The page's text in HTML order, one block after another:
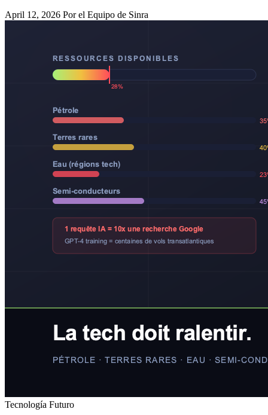
April 12, 2026 Por el Equipo de Sinra
Tecnología Futuro